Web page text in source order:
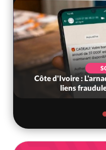
Côte d'Ivoire :
liens